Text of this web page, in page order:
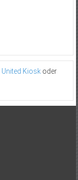
United Kioskoder